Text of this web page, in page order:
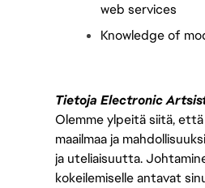
web services
Knowledge of
Tietoja Electronic
Olemme ylpeitä siitä,
maailmaa ja
ja uteliaisuutta.
kokeilemiselle antavat